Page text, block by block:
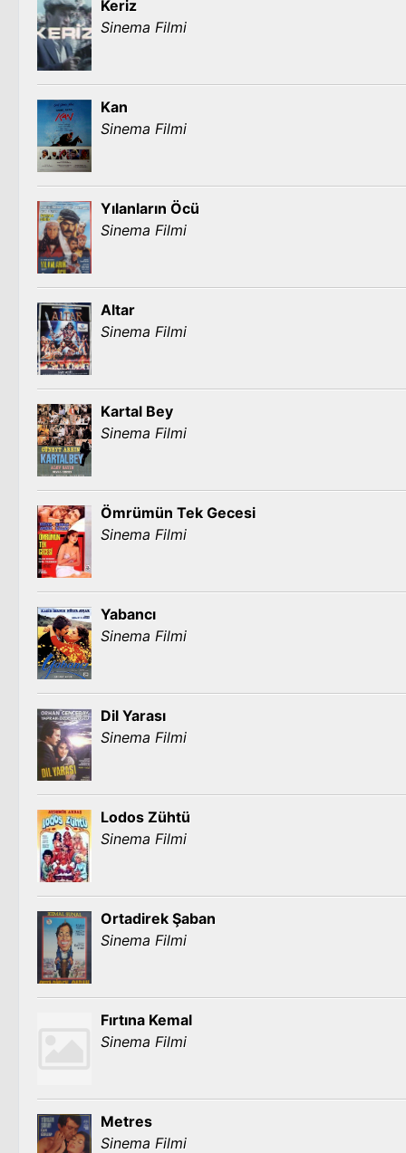
Keriz
Sinema Filmi
Kan
Sinema Filmi
Yılanların Öcü
Sinema Filmi
Altar
Sinema Filmi
Kartal Bey
Sinema Filmi
Ömrümün Tek Gecesi
Sinema Filmi
Yabancı
Sinema Filmi
Dil Yarası
Sinema Filmi
Lodos Zühtü
Sinema Filmi
Ortadirek Şaban
Sinema Filmi
Fırtına Kemal
Sinema Filmi
Metres
Sinema Filmi